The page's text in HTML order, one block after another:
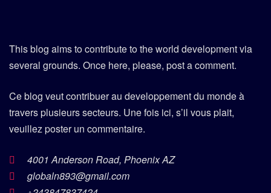
This blog aims to contribute to the world development via
several grounds. Once here, please, post a comment.
Ce blog veut contribuer au developpement du monde à
travers plusieurs secteurs. Une fois ici, s’il vous plait,
veuillez poster un commentaire.
4001 Anderson Road, Phoenix AZ
globaln893@gmail.com